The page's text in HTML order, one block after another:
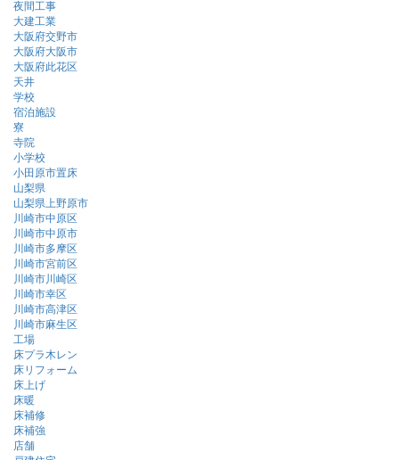
夜間工事
大建工業
大阪府交野市
大阪府大阪市
大阪府此花区
天井
学校
宿泊施設
寮
寺院
小学校
小田原市置床
山梨県
山梨県上野原市
川崎市中原区
川崎市中原市
川崎市多摩区
川崎市宮前区
川崎市川崎区
川崎市幸区
川崎市高津区
川崎市麻生区
工場
床プラ木レン
床リフォーム
床上げ
床暖
床補修
床補強
店舗